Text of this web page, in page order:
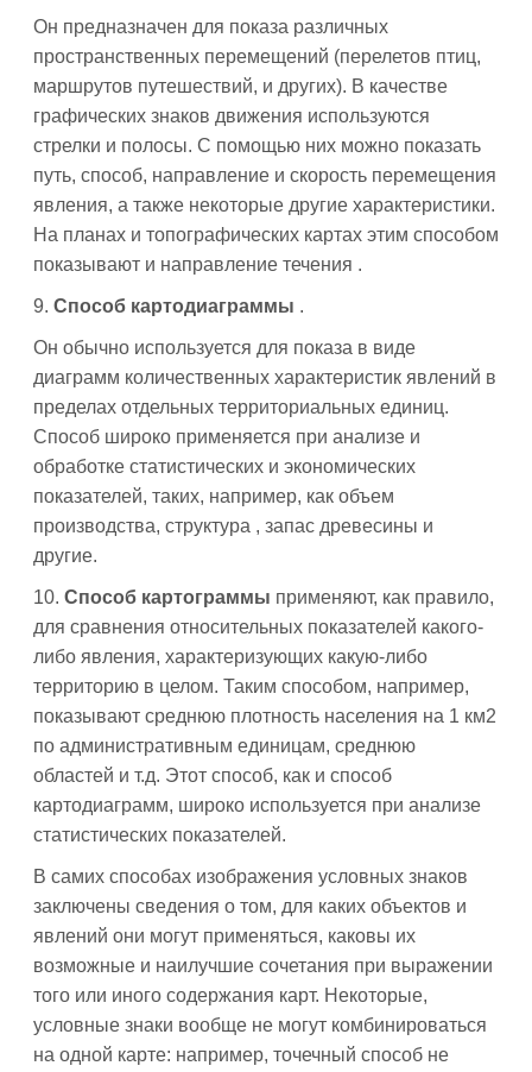
Он предназначен для показа различных
пространственных перемещений (перелетов птиц,
маршрутов путешествий, и других). В качестве
графических знаков движения используются
стрелки и полосы. С помощью них можно показать
путь, способ, направление и скорость перемещения
явления, а также некоторые другие характеристики.
На планах и топографических картах этим способом
показывают и направление течения .
9. Способ картодиаграммы .
Он обычно используется для показа в виде
диаграмм количественных характеристик явлений в
пределах отдельных территориальных единиц.
Способ широко применяется при анализе и
обработке статистических и экономических
показателей, таких, например, как объем
производства, структура , запас древесины и
другие.
10. Способ картограммы применяют, как правило,
для сравнения относительных показателей какого-
либо явления, характеризующих какую-либо
территорию в целом. Таким способом, например,
показывают среднюю плотность населения на 1 км2
по административным единицам, среднюю
областей и т.д. Этот способ, как и способ
картодиаграмм, широко используется при анализе
статистических показателей.
В самих способах изображения условных знаков
заключены сведения о том, для каких объектов и
явлений они могут применяться, каковы их
возможные и наилучшие сочетания при выражении
того или иного содержания карт. Некоторые,
условные знаки вообще не могут комбинироваться
на одной карте: например, точечный способ не